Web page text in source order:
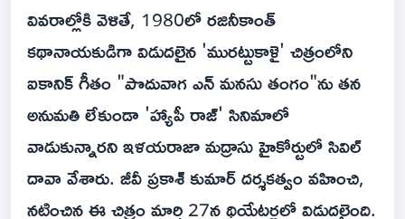
వివరాల్లోకి వెళితే, 1980లో రజినీకాంత్
కథానాయకుడిగా విడుదలైన 'మురట్టుకాళై' చిత్రంలోని
ఐకానిక్ గీతం "పొదువాగ ఎన్ మనసు తంగం"ను తన
అనుమతి లేకుండా 'హ్యాపీ రాజ్' సినిమాలో
వాడుకున్నారని ఇళయరాజా మద్రాసు హైకోర్టులో సివిల్
దావా వేశారు. జీవీ ప్రకాశ్ కుమార్ దర్శకత్వం వహించి,
నటించిన ఈ చిత్రం మార్చి 27న థియేటర్లలో విడుదలైంది.